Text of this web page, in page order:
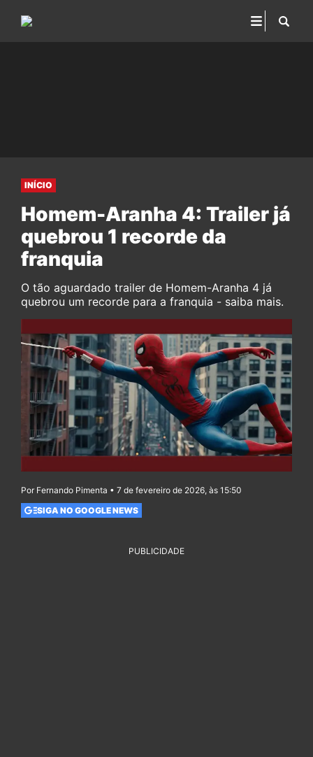
INÍCIO
Homem-Aranha 4: Trailer já
quebrou 1 recorde da
franquia
O tão aguardado trailer de Homem-Aranha 4 já
quebrou um recorde para a franquia - saiba mais.
Por Fernando Pimenta • 7 de fevereiro de 2026, às 15:50
SIGA NO GOOGLE NEWS
PUBLICIDADE